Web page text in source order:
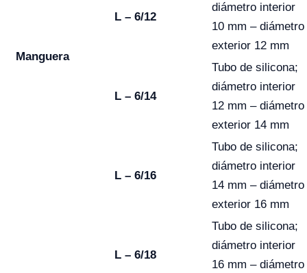
Manguera
L – 6/12
diámetro interior
10 mm – diámetro
exterior 12 mm
L – 6/14
Tubo de silicona;
diámetro interior
12 mm – diámetro
exterior 14 mm
L – 6/16
Tubo de silicona;
diámetro interior
14 mm – diámetro
exterior 16 mm
L – 6/18
Tubo de silicona;
diámetro interior
16 mm – diámetro